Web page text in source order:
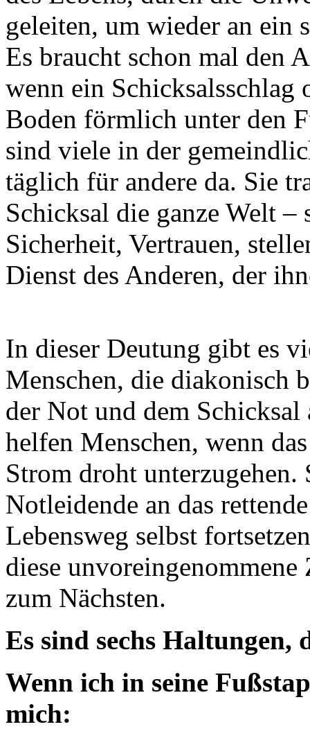
geleiten, um wieder an ein
Es braucht schon mal den
wenn ein Schicksalsschlag
Boden förmlich unter den
sind viele in der
täglich für andere da. Sie
Schicksal die ganze Welt –
Sicherheit, Vertrauen,
Dienst des Anderen, der
In dieser Deutung gibt es
Menschen, die diakonisch
der Not und dem
helfen Menschen, wenn
Strom droht
Notleidende an das
Lebensweg selbst
diese
zum Nächsten.
Es sind sechs Haltungen,
Wenn ich in seine
mich: